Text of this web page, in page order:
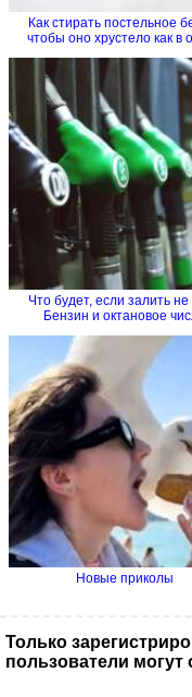
Как стирать постельное
чтобы оно хрустело как в
Что будет, если залить не
Бензин и октановое
Новые приколы
Только
пользователи могут